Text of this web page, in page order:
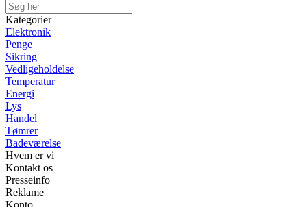
Kategorier
Elektronik
Penge
Sikring
Vedligeholdelse
Temperatur
Energi
Lys
Handel
Tømrer
Badeværelse
Hvem er vi
Kontakt os
Presseinfo
Reklame